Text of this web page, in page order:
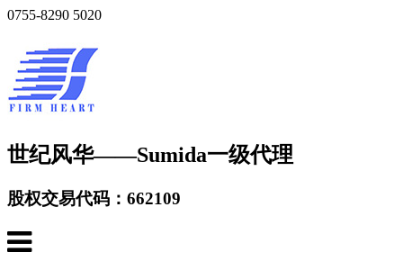
0755-8290 5020
世纪风华——Sumida一级代理
股权交易代码：662109